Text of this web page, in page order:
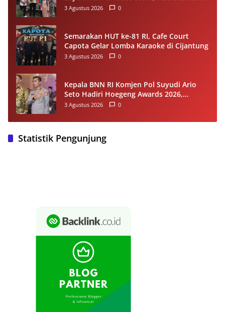
Masuk Program Bantuan Rumah 2027
3 Agustus 2026 0
Semarakan HUT ke-81 RI, Cafe Court
Capota Gelar Lomba Karaoke di Cijantung
3 Agustus 2026 0
Kepala BNN RI Komjen Pol Suyudi Ario
Seto Hadiri Hoegeng Awards 2026,
Tegaskan Komitmen Perkuat Sinergi
3 Agustus 2026 0
Statistik Pengunjung